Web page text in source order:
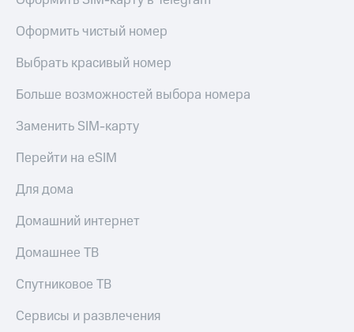
Оформить чистый номер
Выбрать красивый номер
Больше возможностей выбора номера
Заменить SIM-карту
Перейти на eSIM
Для дома
Домашний интернет
Домашнее ТВ
Спутниковое ТВ
Сервисы и развлечения